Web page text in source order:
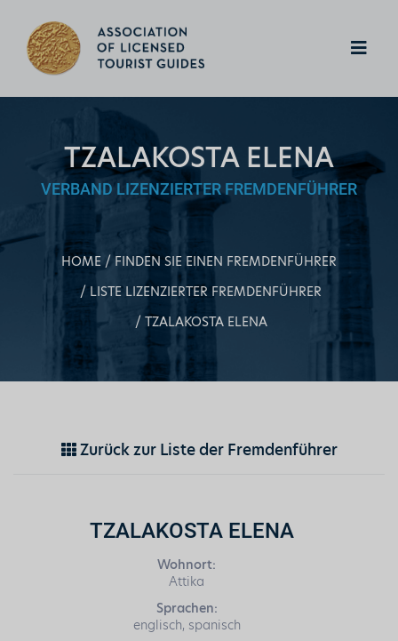
TZALAKOSTA ELENA
VERBAND LIZENZIERTER FREMDENFÜHRER
HOME
FINDEN SIE EINEN FREMDENFÜHRER
LISTE LIZENZIERTER FREMDENFÜHRER
TZALAKOSTA ELENA
Zurück zur Liste der Fremdenführer
TZALAKOSTA ELENA
Wohnort:
Attika
Sprachen:
englisch, spanisch